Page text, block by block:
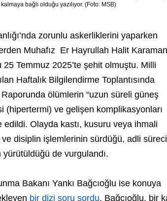
bağlı olduğu yazılıyor. (Foto: MSB)
zorunlu askerliklerini yaparken
Muhafız Er Hayrullah Halit Karaman
25 Temmuz 2025’te şehit olmuştu. Milli
Haftalık Bilgilendirme Toplantısında
Raporunda ölümlerin “uzun süreli güneş
(hipertermi) ve gelişen komplikasyonları
edildi. Olayda kastı, kusuru veya ihmali
disiplin işlemlerinin sürdüğü, adli
yürütüldüğü de vurgulandı.
Bakanı Yankı Bağcıoğlu ise konuya
bir dizi soru sordu. Bağcıoğlu, bir